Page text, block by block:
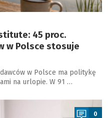
45 proc.
w Polsce stosuje
w Polsce ma politykę
na urlopie. W 91 …
0